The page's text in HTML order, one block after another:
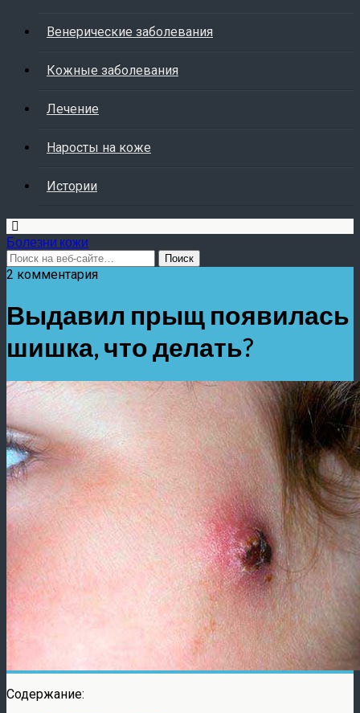
Венерические заболевания
Кожные заболевания
Лечение
Наросты на коже
Истории
Болезни кожи
2 комментария
Выдавил прыщ появилась
шишка, что делать?
Содержание: